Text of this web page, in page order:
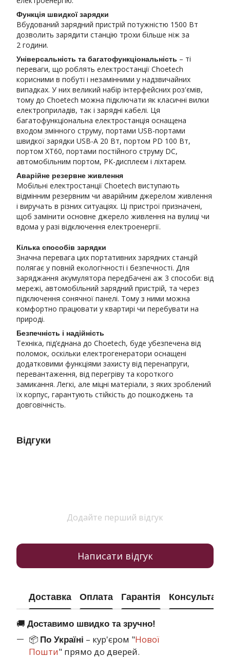
Функція швидкої зарядки
Вбудований зарядний пристрій потужністю 1500 Вт
дозволить зарядити станцію трохи більше ніж за
2 години.
Універсальність та багатофункціональність – ті
переваги, що роблять електростанції Choetech
корисними в побуті і незамінними у надзвичайних
випадках. У них великий набір інтерфейсних роз'ємів,
тому до Choetech можна підключати як класичні вилки
електроприладів, так і зарядні кабелі. Ця
багатофункціональна електростанція оснащена
входом змінного струму, портами USB-портами
швидкої зарядки USB-A 20 Вт, портом PD 100 Вт,
портом XT60, портами постійного струму DC,
автомобільним портом, РК-дисплеєм і ліхтарем.
Аварійне резервне живлення
Мобільні електростанції Choetech виступають
відмінним резервним чи аварійним джерелом живлення
і виручать в різних ситуаціях. Ці пристрої призначені,
щоб замінити основне джерело живлення на вулиці чи
вдома у разі відключення електроенергії.
Кілька способів зарядки
Значна перевага цих портативних зарядних станцій
полягає у повній екологічності і безпечності. Для
заряджання акумулятора передбачені аж 3 способи: від
мережі, автомобільний зарядний пристрій, та через
підключення сонячної панелі. Тому з ними можна
комфортно працювати у квартирі чи перебувати на
природі.
Безпечність і надійність
Техніка, під’єднана до Choetech, буде убезпечена від
поломок, оскільки електрогенератори оснащені
додатковими функціями захисту від перенапруги,
перевантаження, від перегріву та короткого
замикання. Легкі, але міцні матеріали, з яких зроблений
їх корпус, гарантують стійкість до пошкоджень та
довговічність.
Відгуки
Додайте перший відгук
Написати відгук
Доставка Оплата Гарантія Консультація
🚚 Доставимо швидко та зручно!
📦 По Україні – кур'єром "Нової
Пошти" прямо до дверей.